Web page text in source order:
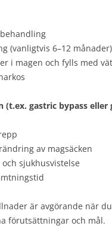
(vanligtvis 6–12 månader)
i magen och fylls med
(t.ex. gastric bypass eller
av magsäcken
sjukhusvistelse
är avgörande när
förutsättningar och mål.